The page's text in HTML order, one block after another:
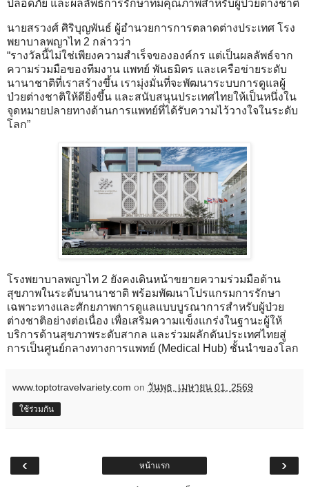
ปลอดภัย และผลลัพธ์การรักษาที่มีคุณภาพสำหรับผู้ป่วยต่างชาติ
นายสรวงศ์ ศิริบุญพันธ์ ผู้อำนวยการการตลาดต่างประเทศ โรง
พยาบาลพญาไท 2 กล่าวว่า
“รางวัลนี้ไม่ใช่เพียงความสำเร็จขององค์กร แต่เป็นผลลัพธ์จาก
ความร่วมมือของทีมงาน แพทย์ พันธมิตร และเครือข่ายระดับ
นานาชาติที่เราสร้างขึ้น เรามุ่งมั่นที่จะพัฒนาระบบการดูแลผู้
ป่วยต่างชาติให้ดียิ่งขึ้น และสนับสนุนประเทศไทยให้เป็นหนึ่งใน
จุดหมายปลายทางด้านการแพทย์ที่ได้รับความไว้วางใจในระดับ
โลก”
โรงพยาบาลพญาไท 2 ยังคงเดินหน้าขยายความร่วมมือด้าน
สุขภาพในระดับนานาชาติ พร้อมพัฒนาโปรแกรมการรักษา
เฉพาะทางและศักยภาพการดูแลแบบบูรณาการสำหรับผู้ป่วย
ต่างชาติอย่างต่อเนื่อง เพื่อเสริมความแข็งแกร่งในฐานะผู้ให้
บริการด้านสุขภาพระดับสากล และร่วมผลักดันประเทศไทยสู่
การเป็นศูนย์กลางทางการแพทย์ (Medical Hub) ชั้นนำของโลก
www.toptotravelvariety.com on วันพุธ, เมษายน 01, 2569
ใช้ร่วมกัน
‹ ›
หน้าแรก